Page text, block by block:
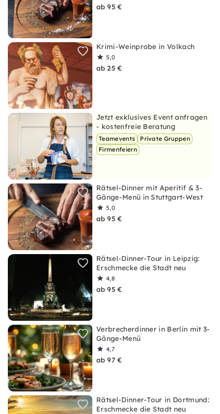
ab 95 €
Krimi-Weinprobe in Volkach
5,0
ab 25 €
Jetzt exklusives Event anfragen
- kostenfreie Beratung
Teamevents
Private Gruppen
Firmenfeiern
Rätsel-Dinner mit Aperitif & 3-
Gänge-Menü in Stuttgart-West
5,0
ab 95 €
Rätsel-Dinner-Tour in Leipzig:
Erschmecke die Stadt neu
4,8
ab 95 €
Verbrecherdinner in Berlin mit 3-
Gänge-Menü
4,7
ab 97 €
Rätsel-Dinner-Tour in Dortmund:
Erschmecke die Stadt neu